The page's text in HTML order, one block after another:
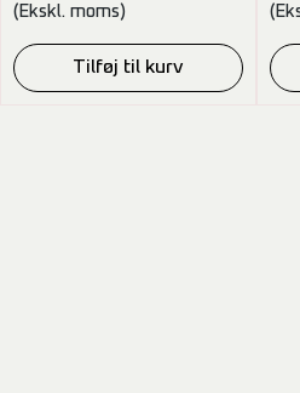
(Ekskl. moms)
Tilføj til kurv